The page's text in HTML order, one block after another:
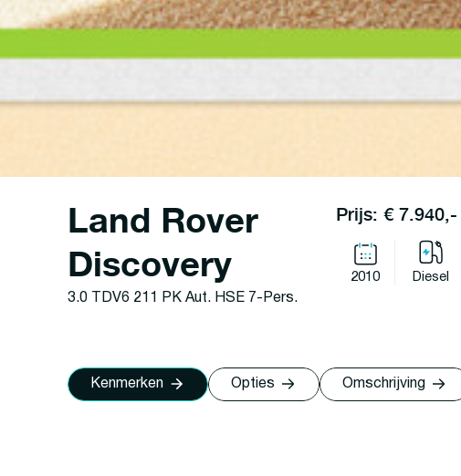
Land Rover
Discovery
3.0 TDV6 211 PK Aut. HSE 7-Pers.
Prijs: € 7.940,-
2010 Diesel
Kenmerken Opties Omschrijving